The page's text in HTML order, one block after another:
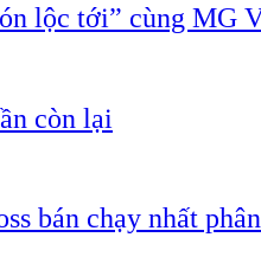
lộc tới” cùng MG
còn lại
bán chạy nhất